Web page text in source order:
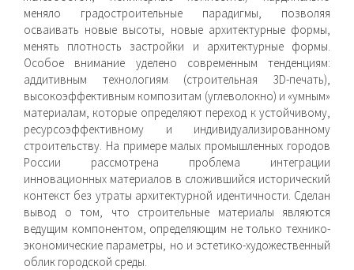
меняло градостроительные парадигмы, позволяя
осваивать новые высоты, новые архитектурные формы,
менять плотность застройки и архитектурные формы.
Особое внимание уделено современным тенденциям:
аддитивным технологиям (строительная 3D-печать),
высокоэффективным композитам (углеволокно) и «умным»
материалам, которые определяют переход к устойчивому,
ресурсоэффективному и индивидуализированному
строительству. На примере малых промышленных городов
России рассмотрена проблема интеграции
инновационных материалов в сложившийся исторический
контекст без утраты архитектурной идентичности. Сделан
вывод о том, что строительные материалы являются
ведущим компонентом, определяющим не только технико-
экономические параметры, но и эстетико-художественный
облик городской среды.